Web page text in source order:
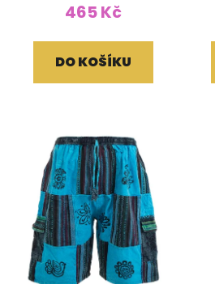
465 Kč
DO KOŠÍKU